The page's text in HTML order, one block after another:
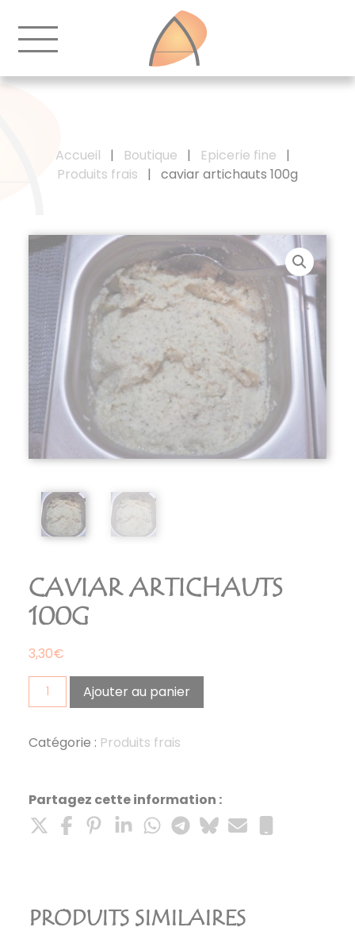
Accueil | Boutique | Epicerie fine
|
Produits frais
| caviar artichauts 100g
CAVIAR ARTICHAUTS
100G
3,30€
quantité
de
artichauts
Ajouter au panier
Catégorie : Produits frais
Partagez cette information :
PRODUITS SIMILAIRES